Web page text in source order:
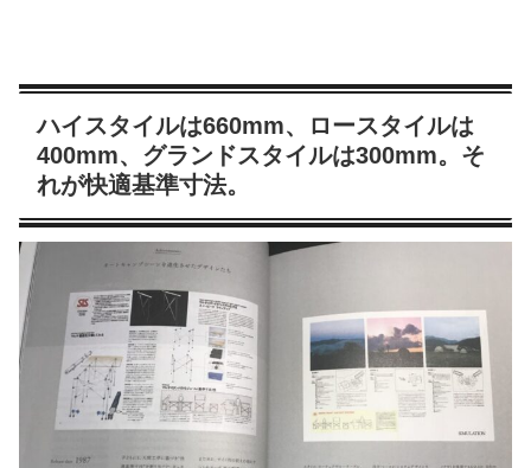
ハイスタイルは660mm、ロースタイルは
400mm、グランドスタイルは300mm。そ
れが快適基準寸法。